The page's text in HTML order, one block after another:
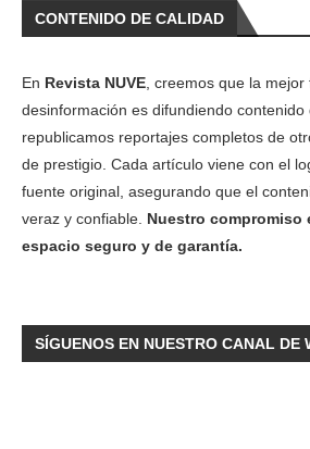
CONTENIDO DE CALIDAD
En Revista NUVE , creemos que la
desinformación es difundiendo contenido
republicamos reportajes completos de
de prestigio. Cada artículo viene con el
fuente original, asegurando que el
veraz y confiable. Nuestro compromiso
espacio seguro y de garantía.
SÍGUENOS EN NUESTRO CANAL DE